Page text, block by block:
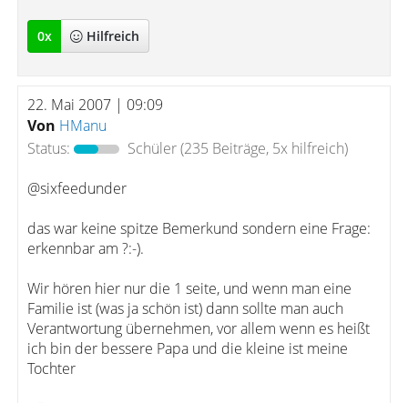
0x Hilfreich
22. Mai 2007 | 09:09
Von HManu
Status:
Schüler(235 Beiträge, 5x hilfreich)
@sixfeedunder
das war keine spitze Bemerkund sondern eine Frage:
erkennbar am ?:-).
Wir hören hier nur die 1 seite, und wenn man eine
Familie ist (was ja schön ist) dann sollte man auch
Verantwortung übernehmen, vor allem wenn es heißt
ich bin der bessere Papa und die kleine ist meine
Tochter